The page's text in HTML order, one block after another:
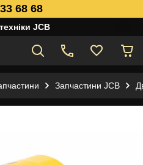
68 68
JCB
Запчастини JCB